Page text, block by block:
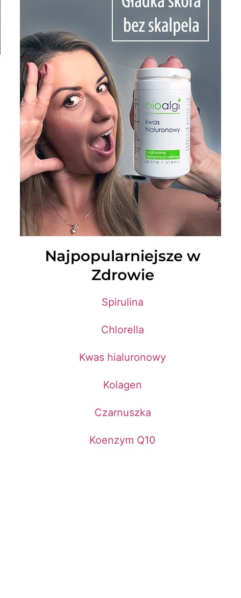
Najpopularniejsze w
Zdrowie
Spirulina
Chlorella
Kwas hialuronowy
Kolagen
Czarnuszka
Koenzym Q10